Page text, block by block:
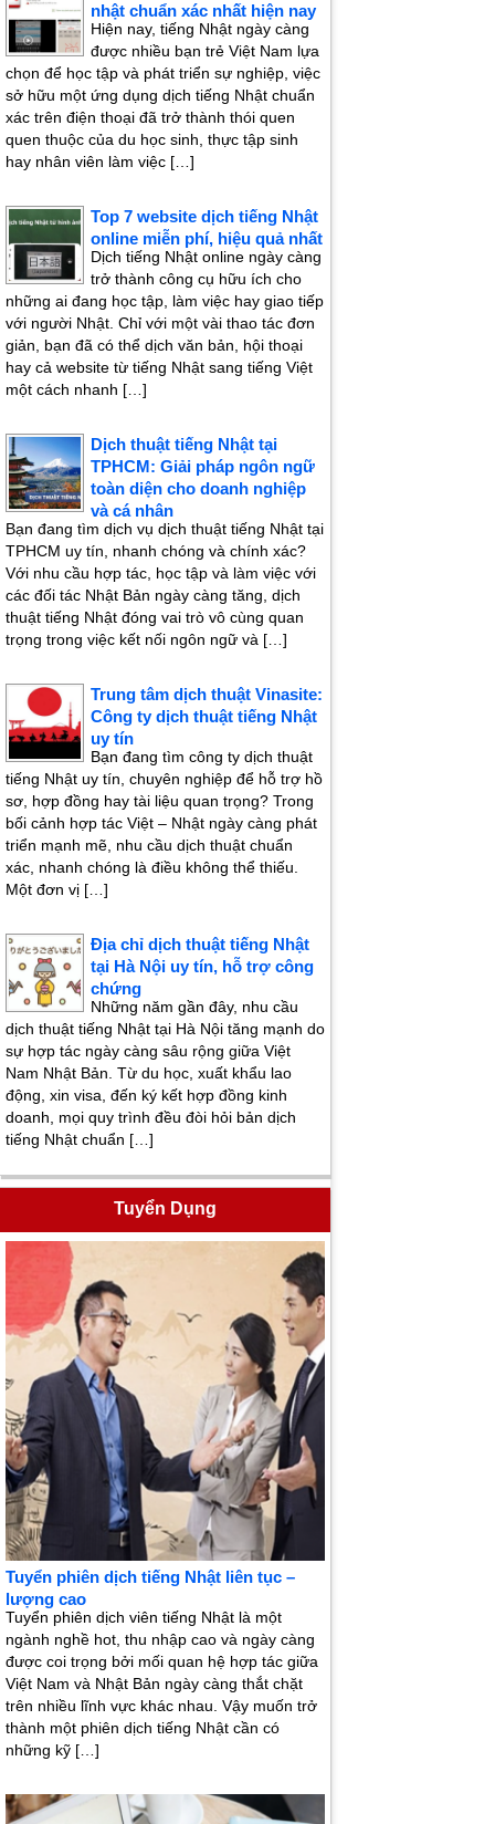
nhật chuẩn xác nhất hiện nay
Hiện nay, tiếng Nhật ngày càng
được nhiều bạn trẻ Việt Nam lựa
chọn để học tập và phát triển sự nghiệp, việc
sở hữu một ứng dụng dịch tiếng Nhật chuẩn
xác trên điện thoại đã trở thành thói quen
quen thuộc của du học sinh, thực tập sinh
hay nhân viên làm việc […]
Top 7 website dịch tiếng Nhật
online miễn phí, hiệu quả nhất
Dịch tiếng Nhật online ngày càng
trở thành công cụ hữu ích cho
những ai đang học tập, làm việc hay giao tiếp
với người Nhật. Chỉ với một vài thao tác đơn
giản, bạn đã có thể dịch văn bản, hội thoại
hay cả website từ tiếng Nhật sang tiếng Việt
một cách nhanh […]
Dịch thuật tiếng Nhật tại
TPHCM: Giải pháp ngôn ngữ
toàn diện cho doanh nghiệp
và cá nhân
Bạn đang tìm dịch vụ dịch thuật tiếng Nhật tại
TPHCM uy tín, nhanh chóng và chính xác?
Với nhu cầu hợp tác, học tập và làm việc với
các đối tác Nhật Bản ngày càng tăng, dịch
thuật tiếng Nhật đóng vai trò vô cùng quan
trọng trong việc kết nối ngôn ngữ và […]
Trung tâm dịch thuật Vinasite:
Công ty dịch thuật tiếng Nhật
uy tín
Bạn đang tìm công ty dịch thuật
tiếng Nhật uy tín, chuyên nghiệp để hỗ trợ hồ
sơ, hợp đồng hay tài liệu quan trọng? Trong
bối cảnh hợp tác Việt – Nhật ngày càng phát
triển mạnh mẽ, nhu cầu dịch thuật chuẩn
xác, nhanh chóng là điều không thể thiếu.
Một đơn vị […]
Địa chỉ dịch thuật tiếng Nhật
tại Hà Nội uy tín, hỗ trợ công
chứng
Những năm gần đây, nhu cầu
dịch thuật tiếng Nhật tại Hà Nội tăng mạnh do
sự hợp tác ngày càng sâu rộng giữa Việt
Nam Nhật Bản. Từ du học, xuất khẩu lao
động, xin visa, đến ký kết hợp đồng kinh
doanh, mọi quy trình đều đòi hỏi bản dịch
tiếng Nhật chuẩn […]
Tuyển Dụng
Tuyển phiên dịch tiếng Nhật liên tục –
lượng cao
Tuyển phiên dịch viên tiếng Nhật là một
ngành nghề hot, thu nhập cao và ngày càng
được coi trọng bởi mối quan hệ hợp tác giữa
Việt Nam và Nhật Bản ngày càng thắt chặt
trên nhiều lĩnh vực khác nhau. Vậy muốn trở
thành một phiên dịch tiếng Nhật cần có
những kỹ […]